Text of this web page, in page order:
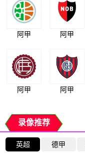
阿甲 阿甲
阿甲 阿甲
录像推荐
英超 德甲